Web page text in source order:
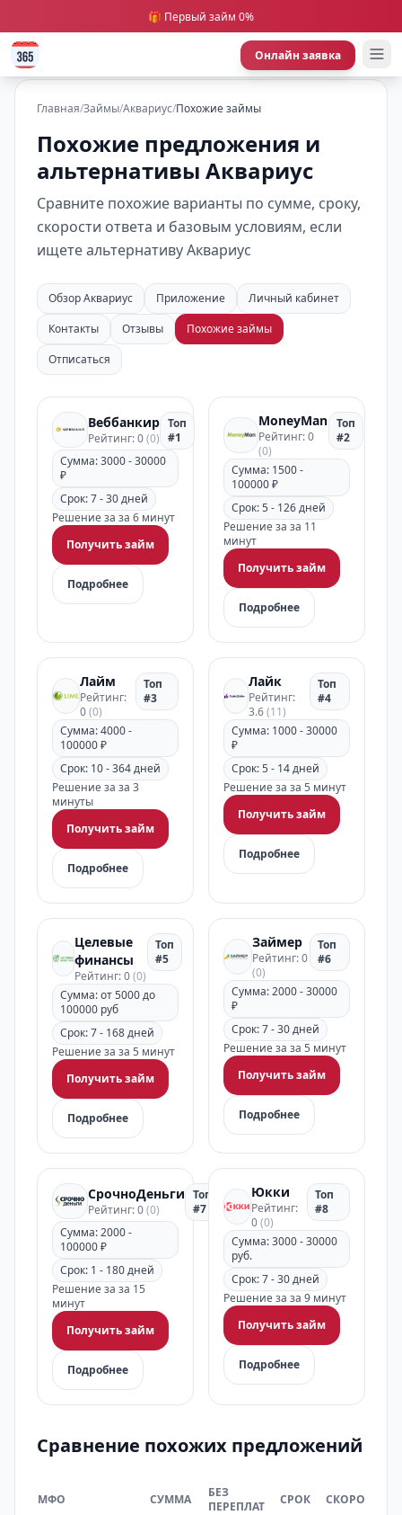
🎁 Первый займ 0%
Онлайн заявка
Главная/Займы/Аквариус/Похожие займы
Похожие предложения и
альтернативы Аквариус
Сравните похожие варианты по сумме, сроку,
скорости ответа и базовым условиям, если
ищете альтернативу Аквариус
Обзор Аквариус Приложение
Личный кабинет
Контакты
Отзывы
Похожие займы
Отписаться
Веббанкир
Рейтинг: 0(0)
Топ
#1
Сумма: 3000 - 30000
₽
Срок: 7 - 30 дней
Решение за за 6 минут
Получить займ
Подробнее
MoneyMan
Рейтинг: 0
(0)
Топ
#2
Сумма: 1500 -
100000 ₽
Срок: 5 - 126 дней
Решение за за 11
минут
Получить займ
Подробнее
Лайм
Рейтинг:
0(0)
Топ
#3
Сумма: 4000 -
100000 ₽
Срок: 10 - 364 дней
Решение за за 3
минуты
Получить займ
Подробнее
Лайк
Рейтинг:
3.6(11)
Топ
#4
Сумма: 1000 - 30000
₽
Срок: 5 - 14 дней
Решение за за 5 минут
Получить займ
Подробнее
Целевые
финансы
Рейтинг: 0(0)
Топ
#5
Сумма: от 5000 до
100000 руб
Срок: 7 - 168 дней
Решение за за 5 минут
Получить займ
Подробнее
Займер
Рейтинг: 0
(0)
Топ
#6
Сумма: 2000 - 30000
₽
Срок: 7 - 30 дней
Решение за за 5 минут
Получить займ
Подробнее
СрочноДеньги
Рейтинг: 0(0)
Топ
#7
Сумма: 2000 -
100000 ₽
Срок: 1 - 180 дней
Решение за за 15
минут
Получить займ
Подробнее
Юкки
Рейтинг:
0(0)
Топ
#8
Сумма: 3000 - 30000
руб.
Срок: 7 - 30 дней
Решение за за 9 минут
Получить займ
Подробнее
Сравнение похожих предложений
МФО СУММА
БЕЗ
ПЕРЕПЛАТ
СРОК СКОРОСТЬ